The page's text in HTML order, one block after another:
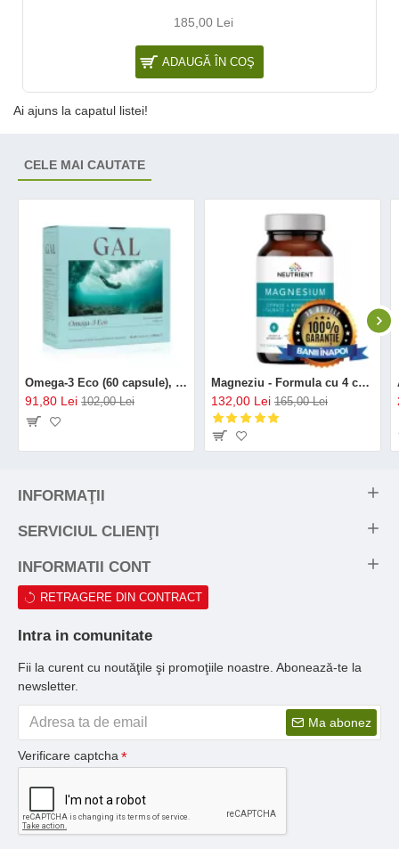
185,00 Lei
ADAUGĂ ÎN COŞ
Ai ajuns la capatul listei!
CELE MAI CAUTATE
Omega-3 Eco (60 capsule), GAL
91,80 Lei 102,00 Lei
Magneziu - Formula cu 4 chelați (120 capsule), Neutrient
132,00 Lei 165,00 Lei
INFORMAŢII
SERVICIUL CLIENŢI
INFORMATII CONT
RETRAGERE DIN CONTRACT
Intra in comunitate
Fii la curent cu noutăţile şi promoţiile noastre. Abonează-te la
newsletter.
Ma abonez
Verificare captcha